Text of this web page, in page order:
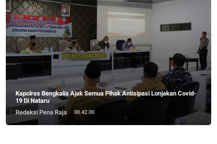
Kapolres Bengkalis Ajak Semua Pihak Antisipasi Lonjakan Covid-
19 Di Nataru
Redaksi Pena Raja
00.42.00